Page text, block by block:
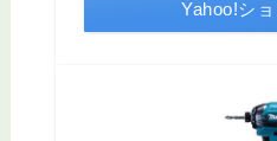
Yahoo!シ